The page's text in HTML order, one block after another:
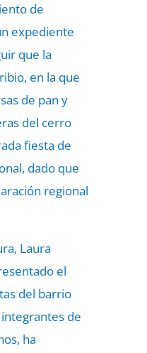
de
expediente
que la
en la que
de pan y
del cerro
fiesta de
dado que
regional
Laura
el
del barrio
de
ha